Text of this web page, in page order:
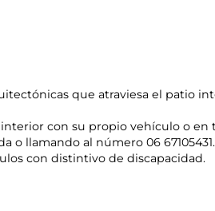
que atraviesa el patio
con su propio vehículo o en
o llamando al número 06 67105431.
con distintivo de discapacidad.